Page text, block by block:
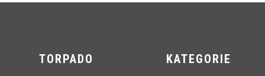
TORPADO KATEGORIE